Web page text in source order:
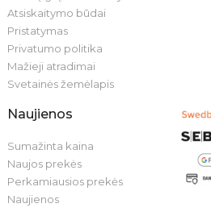
Atsiskaitymo būdai
Pristatymas
Privatumo politika
Mažieji atradimai
Svetainės žemėlapis
Naujienos
Sumažinta kaina
Naujos prekės
Perkamiausios prekės
Naujienos